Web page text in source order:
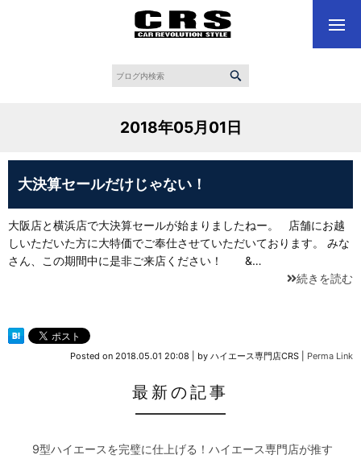
2018年05月01日
大決算セールだけじゃない！
大阪店と横浜店で大決算セールが始まりましたねー。 店舗にお越
しいただいた方に大特価でご奉仕させていただいております。 みな
さん、この期間中に是非ご来店ください！ &…
続きを読む
Posted on 2018.05.01 20:08 by ハイエース専門店CRS Perma Link
最新の記事
9型ハイエースを完璧に仕上げる！ハイエース専門店が推す